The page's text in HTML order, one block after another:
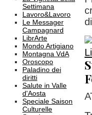
Settimana
Lavoro&Lavoro
Le Messager
Campagnard
LibrArte
Mondo Artigiano
Montagna VdA
Oroscopo
Paladino dei
diritti
Salute in Valle
d'Aosta
Speciale Saison
Culturelle